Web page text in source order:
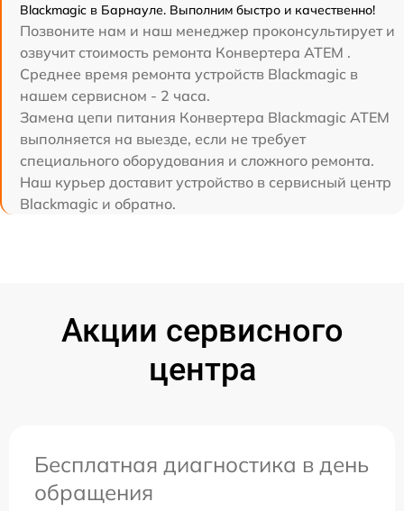
Blackmagic в Барнауле. Выполним быстро и качественно!
Позвоните нам и наш менеджер проконсультирует и
озвучит стоимость ремонта Конвертера ATEM .
Среднее время ремонта устройств Blackmagic в
нашем сервисном - 2 часа.
Замена цепи питания Конвертера Blackmagic ATEM
выполняется на выезде, если не требует
специального оборудования и сложного ремонта.
Наш курьер доставит устройство в сервисный центр
Blackmagic и обратно.
Акции сервисного
центра
Бесплатная диагностика в день
обращения